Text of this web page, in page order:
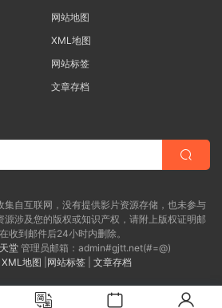
网站地图
XML地图
网站标签
文章存档
集自互联网，没有提供影片资源存储，也未参与
源涉及您的版权或知识产权，请附上版权证明邮
收到邮件后24小时内删除。
堂管理员邮箱：admin#gjtt.net(#=@)
XML地图 网站标签| 文章存档